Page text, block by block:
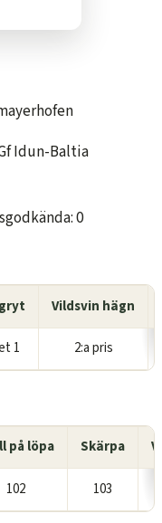
Idun-Baltia
0
Vildsvin hägn
1 2:a pris
på löpa Skärpa
102 103